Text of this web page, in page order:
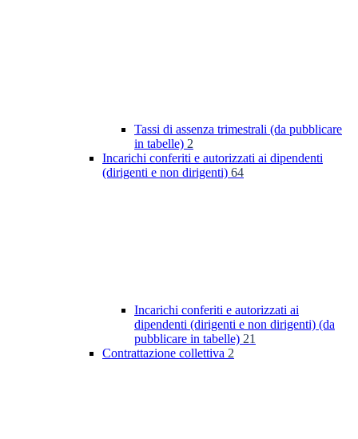
Tassi di assenza trimestrali (da pubblicare
in tabelle) 2
Incarichi conferiti e autorizzati ai dipendenti
(dirigenti e non dirigenti) 64
Incarichi conferiti e autorizzati ai
dipendenti (dirigenti e non dirigenti) (da
pubblicare in tabelle) 21
Contrattazione collettiva 2